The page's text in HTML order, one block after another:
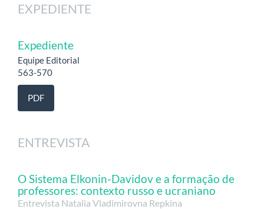
EXPEDIENTE
Expediente
Equipe Editorial
563-570
PDF
ENTREVISTA
O Sistema Elkonin-Davidov e a formação de
professores: contexto russo e ucraniano
Entrevista Natalia Vladimirovna Repkina